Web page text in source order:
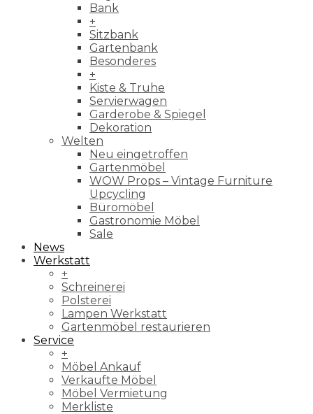
Bank
+
Sitzbank
Gartenbank
Besonderes
+
Kiste & Truhe
Servierwagen
Garderobe & Spiegel
Dekoration
Welten
Neu eingetroffen
Gartenmöbel
WOW Props – Vintage Furniture
Upcycling
Büromöbel
Gastronomie Möbel
Sale
News
Werkstatt
+
Schreinerei
Polsterei
Lampen Werkstatt
Gartenmöbel restaurieren
Service
+
Möbel Ankauf
Verkaufte Möbel
Möbel Vermietung
Merkliste